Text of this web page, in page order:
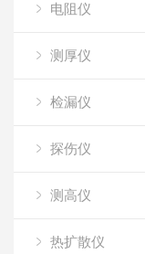
电阻仪
测厚仪
检漏仪
探伤仪
测高仪
热扩散仪